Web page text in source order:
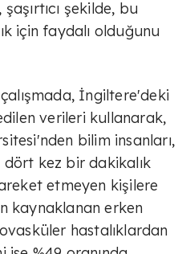
şekilde, bu
için faydalı olduğunu
İngiltere'deki
verileri kullanarak,
bilim insanları,
kez bir dakikalık
etmeyen kişilere
kaynaklanan erken
hastalıklardan